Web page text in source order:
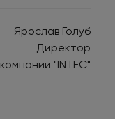
Ярослав Голуб
Директор
компании "INTEC"